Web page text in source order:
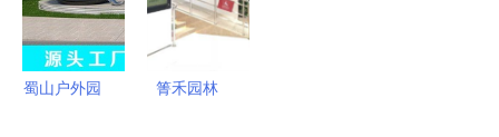
艺术
蜀山户外园
箐禾园林